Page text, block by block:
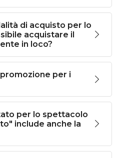
di acquisto per lo
acquistare il
in loco?
per i
per lo spettacolo
include anche la